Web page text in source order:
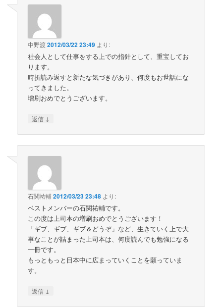
中野渡2012/03/22 23:49 より:
社会人として仕事をする上での指針として、重宝してお
ります。
時折読み返すと新たな気づきがあり、何度もお世話にな
ってきました。
増刷おめでとうございます。
返信 ↓
石関祐輔2012/03/23 23:48 より:
ベストメンバーの石関祐輔です。
この度は上司本の増刷おめでとうございます！
「ギブ、ギブ、ギブ＆どうぞ」など、生きていく上で大
事なことが詰まった上司本は、何度読んでも勉強になる
一冊です。
もっともっと日本中に広まっていくことを願っていま
す。
返信 ↓